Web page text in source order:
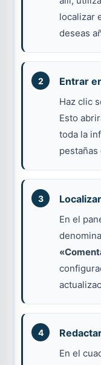
localizar
deseas
Entrar
Haz clic
Esto
toda la
En el
En el